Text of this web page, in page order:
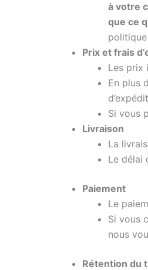
à votre
que ce
politique
Prix et frais
Les prix
En plus
Si vous
Livraison
La
Le délai
Paiement
Le
Si vous
nous
Rétention du